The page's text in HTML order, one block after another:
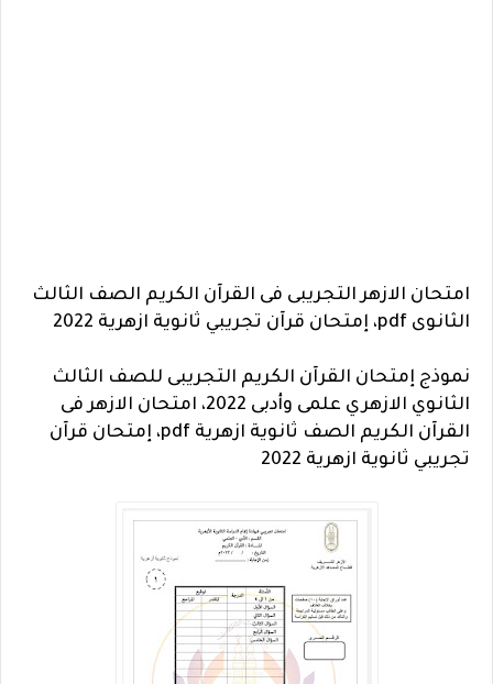
امتحان الازهر التجريبى فى القرآن الكريم الصف الثالث
الثانوى pdf، إمتحان قرآن تجريبي ثانوية ازهرية 2022
نموذج إمتحان القرآن الكريم التجريبى للصف الثالث
الثانوي الازهري علمى وأدبى 2022، امتحان الازهر فى
القرآن الكريم الصف ثانوية ازهرية pdf، إمتحان قرآن
تجريبي ثانوية ازهرية 2022